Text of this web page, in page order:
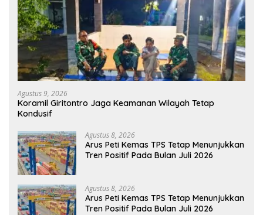
Agustus 9, 2026
Koramil Giritontro Jaga Keamanan Wilayah Tetap
Kondusif
Agustus 8, 2026
Arus Peti Kemas TPS Tetap Menunjukkan
Tren Positif Pada Bulan Juli 2026
Agustus 8, 2026
Arus Peti Kemas TPS Tetap Menunjukkan
Tren Positif Pada Bulan Juli 2026